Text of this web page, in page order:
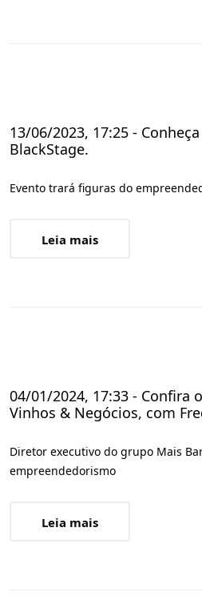
13/06/2023, 17:25 -
BlackStage.
Evento trará figuras do
Leia mais
04/01/2024, 17:33 - Confira
Vinhos & Negócios, com
Diretor executivo do grupo Mais
empreendedorismo
Leia mais